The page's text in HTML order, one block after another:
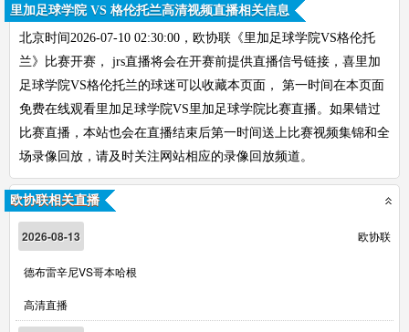
里加足球学院 VS 格伦托兰高清视频直播相关信息
北京时间2026-07-10 02:30:00，欧协联《里加足球学院VS格伦托
兰》比赛开赛， jrs直播将会在开赛前提供直播信号链接，喜里加
足球学院VS格伦托兰的球迷可以收藏本页面， 第一时间在本页面
免费在线观看里加足球学院VS里加足球学院比赛直播。如果错过
比赛直播，本站也会在直播结束后第一时间送上比赛视频集锦和全
场录像回放，请及时关注网站相应的录像回放频道。
欧协联相关直播
2026-08-13 欧协联
德布雷辛尼VS哥本哈根
高清直播